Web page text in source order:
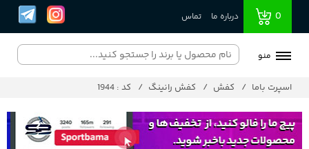
0 درباره ما تماس
منو
اسپرت باما کفش کفش رانینگ کد : 1944